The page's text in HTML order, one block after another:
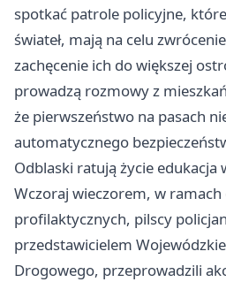
spotkać patrole policyjne,
świateł, mają na celu
zachęcenie ich do większej
prowadzą rozmowy z
że pierwszeństwo na pasach
automatycznego
Odblaski ratują życie edukacja
Wczoraj wieczorem, w ramach
profilaktycznych, pilscy
przedstawicielem
Drogowego, przeprowadzili